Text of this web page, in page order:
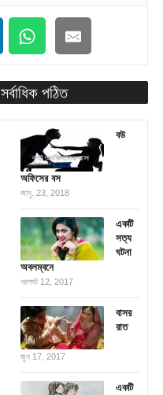
সর্বাধিক পঠিত
বউ
অফিসের বস
জানু. 23, 2018
একটি
সত্য
ঘটনা
অবলম্বনে
আগস্ট 12, 2017
বাসর
রাত
জুন 17, 2017
একটি